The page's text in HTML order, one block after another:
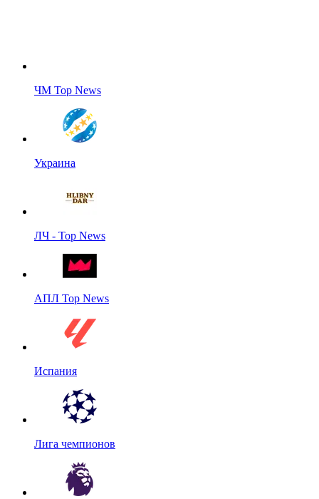
ЧМ Top News
Украина
ЛЧ - Top News
АПЛ Top News
Испания
Лига чемпионов